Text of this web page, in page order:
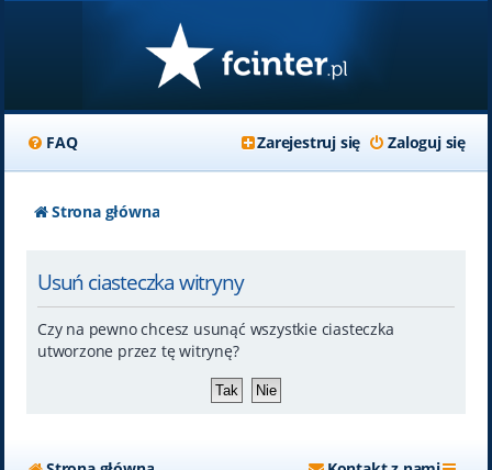
FAQ Zaloguj się
Zarejestruj się
Strona główna
Usuń ciasteczka witryny
Czy na pewno chcesz usunąć wszystkie ciasteczka
utworzone przez tę witrynę?